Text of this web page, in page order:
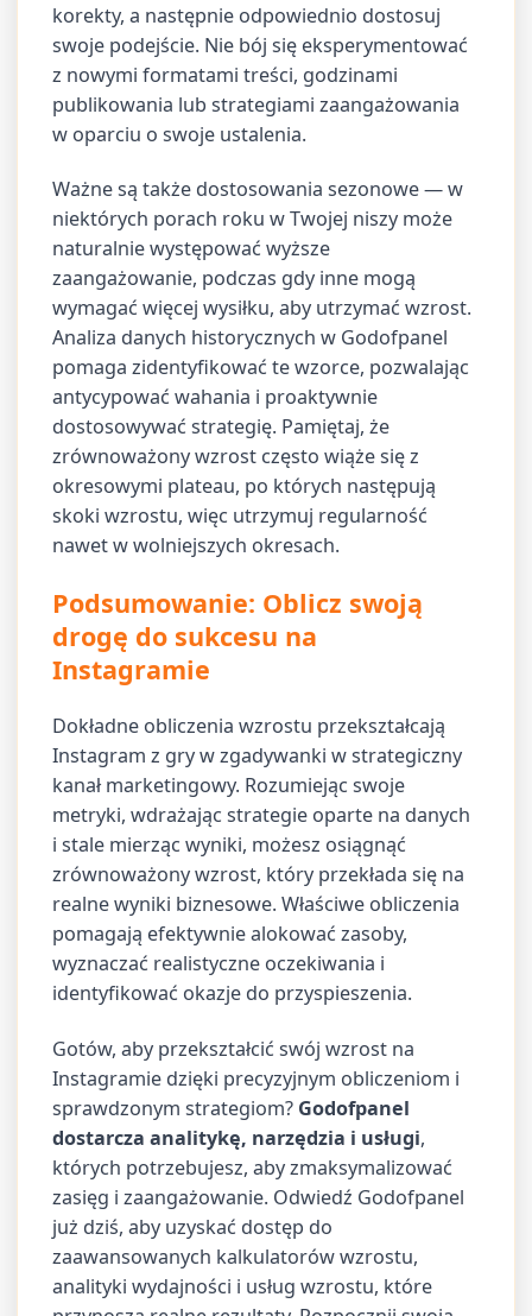
korekty, a następnie odpowiednio dostosuj
swoje podejście. Nie bój się eksperymentować
z nowymi formatami treści, godzinami
publikowania lub strategiami zaangażowania
w oparciu o swoje ustalenia.
Ważne są także dostosowania sezonowe — w
niektórych porach roku w Twojej niszy może
naturalnie występować wyższe
zaangażowanie, podczas gdy inne mogą
wymagać więcej wysiłku, aby utrzymać wzrost.
Analiza danych historycznych w Godofpanel
pomaga zidentyfikować te wzorce, pozwalając
antycypować wahania i proaktywnie
dostosowywać strategię. Pamiętaj, że
zrównoważony wzrost często wiąże się z
okresowymi plateau, po których następują
skoki wzrostu, więc utrzymuj regularność
nawet w wolniejszych okresach.
Podsumowanie: Oblicz swoją
drogę do sukcesu na
Instagramie
Dokładne obliczenia wzrostu przekształcają
Instagram z gry w zgadywanki w strategiczny
kanał marketingowy. Rozumiejąc swoje
metryki, wdrażając strategie oparte na danych
i stale mierząc wyniki, możesz osiągnąć
zrównoważony wzrost, który przekłada się na
realne wyniki biznesowe. Właściwe obliczenia
pomagają efektywnie alokować zasoby,
wyznaczać realistyczne oczekiwania i
identyfikować okazje do przyspieszenia.
Gotów, aby przekształcić swój wzrost na
Instagramie dzięki precyzyjnym obliczeniom i
sprawdzonym strategiom? Godofpanel
dostarcza analitykę, narzędzia i usługi,
których potrzebujesz, aby zmaksymalizować
zasięg i zaangażowanie. Odwiedź Godofpanel
już dziś, aby uzyskać dostęp do
zaawansowanych kalkulatorów wzrostu,
analityki wydajności i usług wzrostu, które